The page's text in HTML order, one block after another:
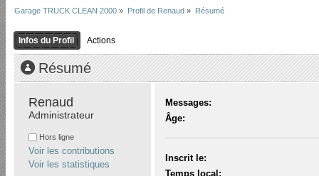
Garage TRUCK CLEAN 2000 » Profil de Renaud » Résumé
Infos du Profil Actions
Résumé
Renaud
Administrateur
Hors ligne
Voir les contributions
Voir les statistiques
Messages:
Âge:
Inscrit le:
Temps local: